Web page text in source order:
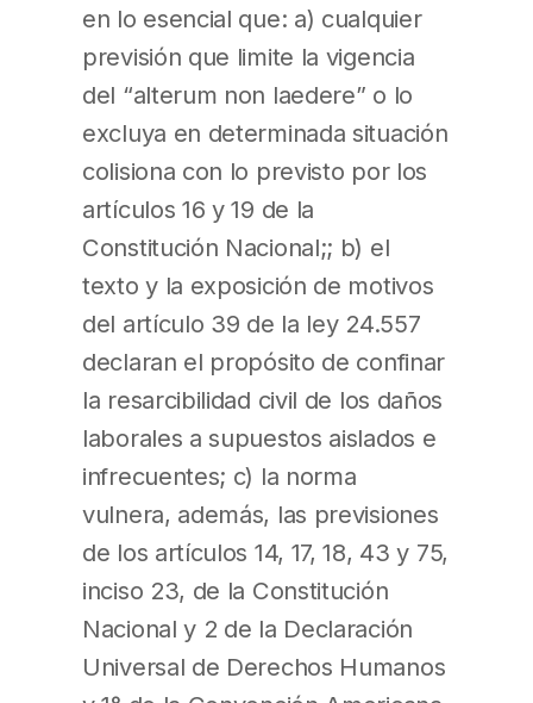
en lo esencial que: a) cualquier
previsión que limite la vigencia
del “alterum non laedere” o lo
excluya en determinada situación
colisiona con lo previsto por los
artículos 16 y 19 de la
Constitución Nacional;; b) el
texto y la exposición de motivos
del artículo 39 de la ley 24.557
declaran el propósito de confinar
la resarcibilidad civil de los daños
laborales a supuestos aislados e
infrecuentes; c) la norma
vulnera, además, las previsiones
de los artículos 14, 17, 18, 43 y 75,
inciso 23, de la Constitución
Nacional y 2 de la Declaración
Universal de Derechos Humanos